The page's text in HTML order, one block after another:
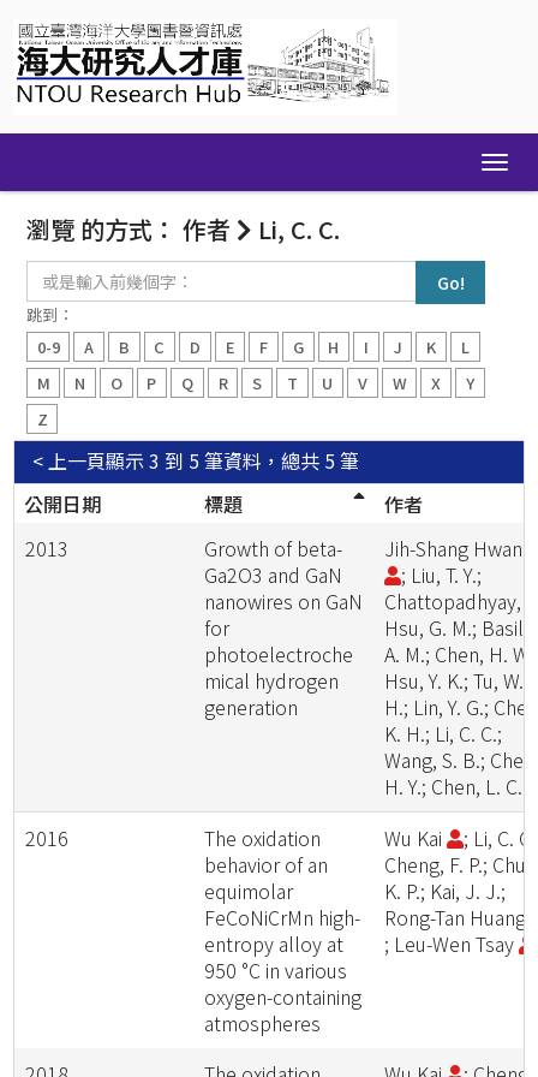
navigation
瀏覽 的方式： 作者 Li, C. C.
入
前
幾
個
跳到：
0-9
A B C D E F G H I J K
L
M
N O P Q R S T U V W X
Y
Z
顯示 3 到 5 筆資料，總共 5 筆
< 上一頁
公開日期
標題
作者
2013
Growth of beta-
Ga2O3 and GaN
nanowires on GaN
for
photoelectroche
mical hydrogen
generation
Jih-Shang Hwang
; Liu, T. Y.;
Chattopadhyay,
Hsu, G. M.;
A. M.; Chen, H. W.;
Hsu, Y. K.; Tu, W.
H.; Lin, Y. G.;
K. H.; Li, C. C.;
Wang, S. B.;
H. Y.; Chen, L. C.
2016
The oxidation
behavior of an
equimolar
FeCoNiCrMn high-
entropy alloy at
950 °C in various
oxygen-containing
atmospheres
Wu Kai
; Li, C.
Cheng, F. P.; Chu,
K. P.; Kai, J. J.;
Rong-Tan Huang
; Leu-Wen Tsay